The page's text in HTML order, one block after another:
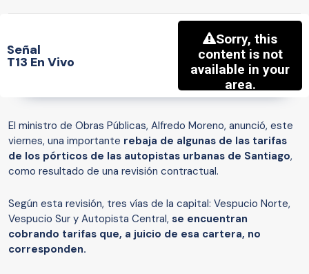
Señal
T13 En Vivo
El ministro de Obras Públicas, Alfredo Moreno, anunció, este
viernes, una importante rebaja de algunas de las tarifas
de los pórticos de las autopistas urbanas de Santiago,
como resultado de una revisión contractual.
Según esta revisión, tres vías de la capital: Vespucio Norte,
Vespucio Sur y Autopista Central, se encuentran
cobrando tarifas que, a juicio de esa cartera, no
corresponden.